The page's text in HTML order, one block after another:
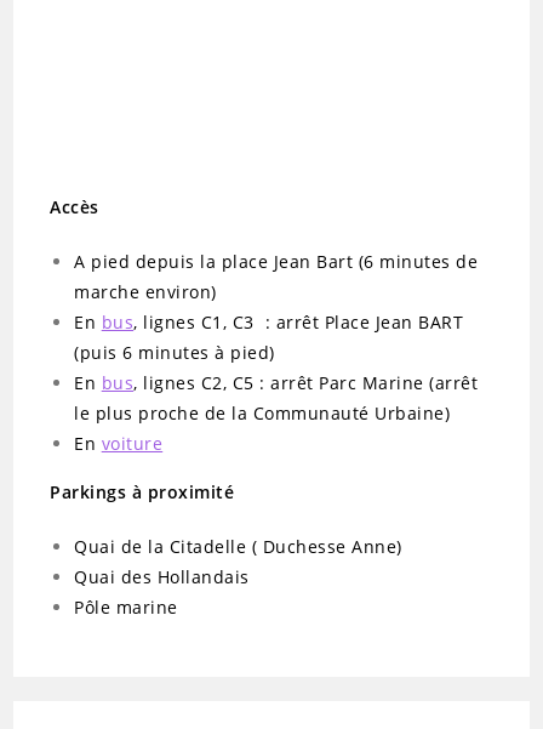
Accès
A pied depuis la place Jean Bart (6 minutes de
marche environ)
En bus, lignes C1, C3 : arrêt Place Jean BART
(puis 6 minutes à pied)
En bus, lignes C2, C5 : arrêt Parc Marine (arrêt
le plus proche de la Communauté Urbaine)
En voiture
Parkings à proximité
Quai de la Citadelle ( Duchesse Anne)
Quai des Hollandais
Pôle marine